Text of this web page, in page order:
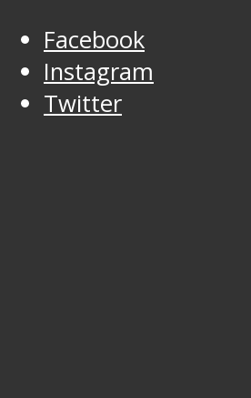
Facebook
Instagram
Twitter